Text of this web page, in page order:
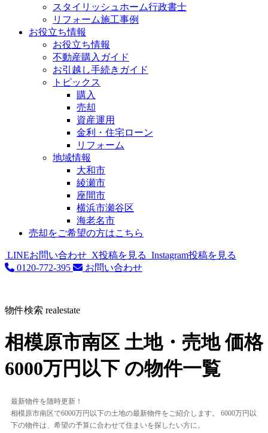
スタイリッシュホーム行政書士
リフォーム施工事例
お役立ち情報
お役立ち情報
不動産購入ガイド
お引越し手続きガイド
トピックス
購入
売却
資産運用
金利・住宅ローン
リフォーム
地域情報
大和市
綾瀬市
座間市
横浜市瀬谷区
海老名市
売却をご希望の方はこちら
LINEお問い合わせ X投稿を見る Instagram投稿を見る
0120-772-395
お問い合わせ
物件検索 realestate
相模原市南区 土地・売地 価格
6000万円以下 の物件一覧
最新物件を随時更新！
相模原市南区で6000万円以下の土地の最新物件をご紹介します。 6000万円以
下の物件は、希望の予算に合わせて住まいを探したい方に。